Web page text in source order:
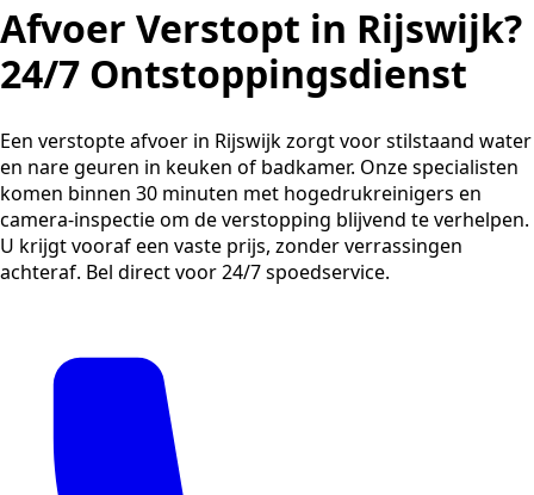
Afvoer Verstopt in Rijswijk?
24/7 Ontstoppingsdienst
Een verstopte afvoer in Rijswijk zorgt voor stilstaand water
en nare geuren in keuken of badkamer. Onze specialisten
komen binnen 30 minuten met hogedrukreinigers en
camera-inspectie om de verstopping blijvend te verhelpen.
U krijgt vooraf een vaste prijs, zonder verrassingen
achteraf. Bel direct voor 24/7 spoedservice.